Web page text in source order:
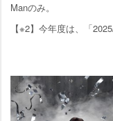
Manのみ。
【※2】今年度は、「